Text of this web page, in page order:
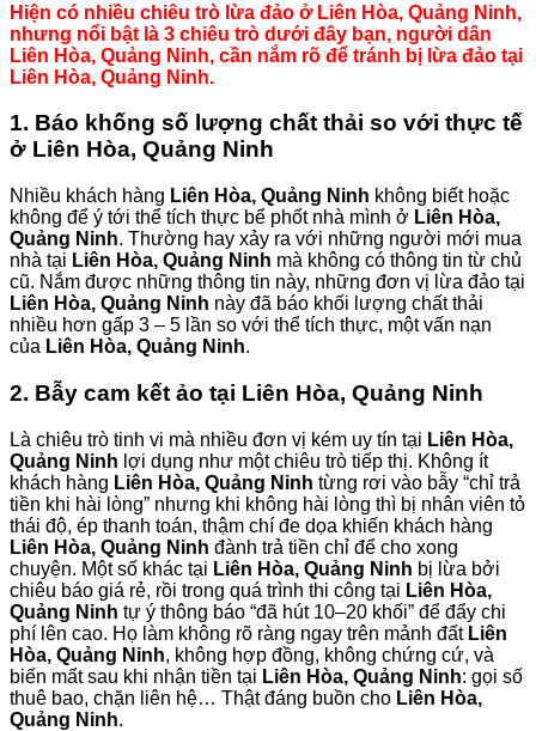
Hiện có nhiều chiêu trò lừa đảo ở Liên Hòa, Quảng Ninh,
nhưng nổi bật là 3 chiêu trò dưới đây bạn, người dân
Liên Hòa, Quảng Ninh, cần nắm rõ để tránh bị lừa đảo tại
Liên Hòa, Quảng Ninh.
1. Báo khống số lượng chất thải so với thực tế
ở Liên Hòa, Quảng Ninh
Nhiều khách hàng Liên Hòa, Quảng Ninh không biết hoặc
không để ý tới thể tích thực bể phốt nhà mình ở Liên Hòa,
Quảng Ninh. Thường hay xảy ra với những người mới mua
nhà tại Liên Hòa, Quảng Ninh mà không có thông tin từ chủ
cũ. Nắm được những thông tin này, những đơn vị lừa đảo tại
Liên Hòa, Quảng Ninh này đã báo khối lượng chất thải
nhiều hơn gấp 3 – 5 lần so với thể tích thực, một vấn nạn
của Liên Hòa, Quảng Ninh.
2. Bẫy cam kết ảo tại Liên Hòa, Quảng Ninh
Là chiêu trò tinh vi mà nhiều đơn vị kém uy tín tại Liên Hòa,
Quảng Ninh lợi dụng như một chiêu trò tiếp thị. Không ít
khách hàng Liên Hòa, Quảng Ninh từng rơi vào bẫy “chỉ trả
tiền khi hài lòng” nhưng khi không hài lòng thì bị nhân viên tỏ
thái độ, ép thanh toán, thậm chí đe dọa khiến khách hàng
Liên Hòa, Quảng Ninh đành trả tiền chỉ để cho xong
chuyện. Một số khác tại Liên Hòa, Quảng Ninh bị lừa bởi
chiêu báo giá rẻ, rồi trong quá trình thi công tại Liên Hòa,
Quảng Ninh tự ý thông báo “đã hút 10–20 khối” để đẩy chi
phí lên cao. Họ làm không rõ ràng ngay trên mảnh đất Liên
Hòa, Quảng Ninh, không hợp đồng, không chứng cứ, và
biến mất sau khi nhận tiền tại Liên Hòa, Quảng Ninh: gọi số
thuê bao, chặn liên hệ… Thật đáng buồn cho Liên Hòa,
Quảng Ninh.